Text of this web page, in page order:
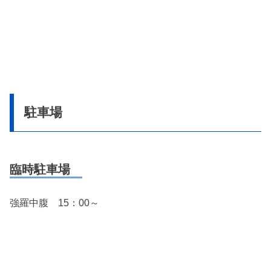
駐車場
臨時駐車場
強羅中腹 15：00～